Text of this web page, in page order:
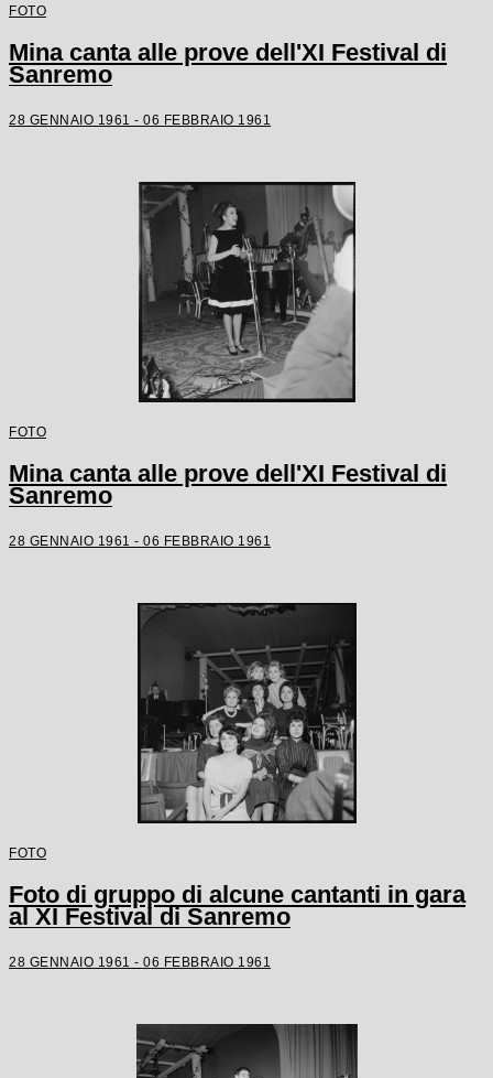
FOTO
Mina canta alle prove dell'XI Festival di
Sanremo
28 GENNAIO 1961 - 06 FEBBRAIO 1961
FOTO
Mina canta alle prove dell'XI Festival di
Sanremo
28 GENNAIO 1961 - 06 FEBBRAIO 1961
FOTO
Foto di gruppo di alcune cantanti in gara
al XI Festival di Sanremo
28 GENNAIO 1961 - 06 FEBBRAIO 1961